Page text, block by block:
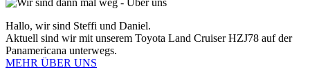
Hallo, wir sind Steffi und Daniel.
Aktuell sind wir mit unserem Toyota Land Cruiser HZJ78 auf der
Panamericana unterwegs.
MEHR ÜBER UNS